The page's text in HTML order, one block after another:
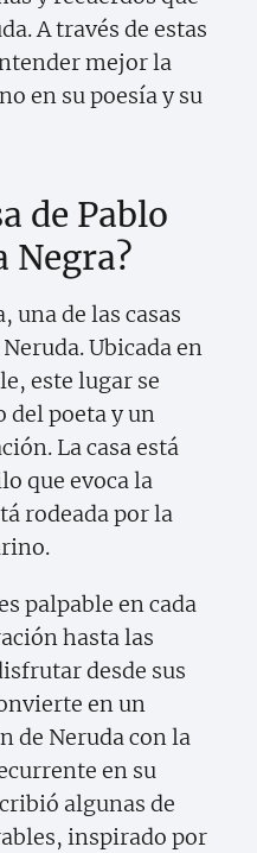
A través de estas
mejor la
en su poesía y su
de Pablo
Negra?
una de las casas
Ubicada en
este lugar se
del poeta y un
La casa está
que evoca la
rodeada por la
palpable en cada
hasta las
desde sus
en un
de Neruda con la
en su
algunas de
inspirado por